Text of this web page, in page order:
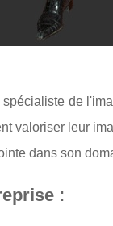
spécialiste de
valoriser leur
dans son
: